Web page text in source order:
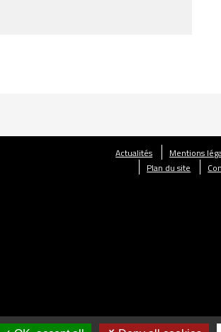
Actualités Mentions
Plan du site